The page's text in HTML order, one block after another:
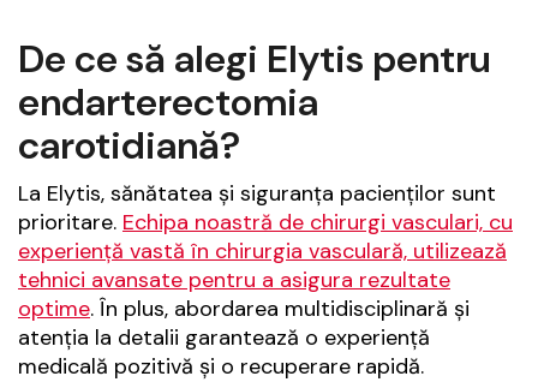
De ce să alegi Elytis pentru
endarterectomia
carotidiană?
La Elytis, sănătatea și siguranța pacienților sunt
prioritare. Echipa noastră de chirurgi vasculari, cu
experiență vastă în chirurgia vasculară, utilizează
tehnici avansate pentru a asigura rezultate
optime. În plus, abordarea multidisciplinară și
atenția la detalii garantează o experiență
medicală pozitivă și o recuperare rapidă.